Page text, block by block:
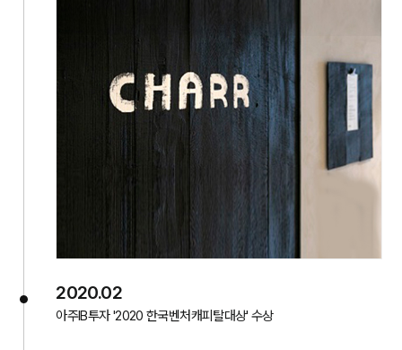
2020.02
아주IB투자 '2020 한국벤처캐피탈대상' 수상